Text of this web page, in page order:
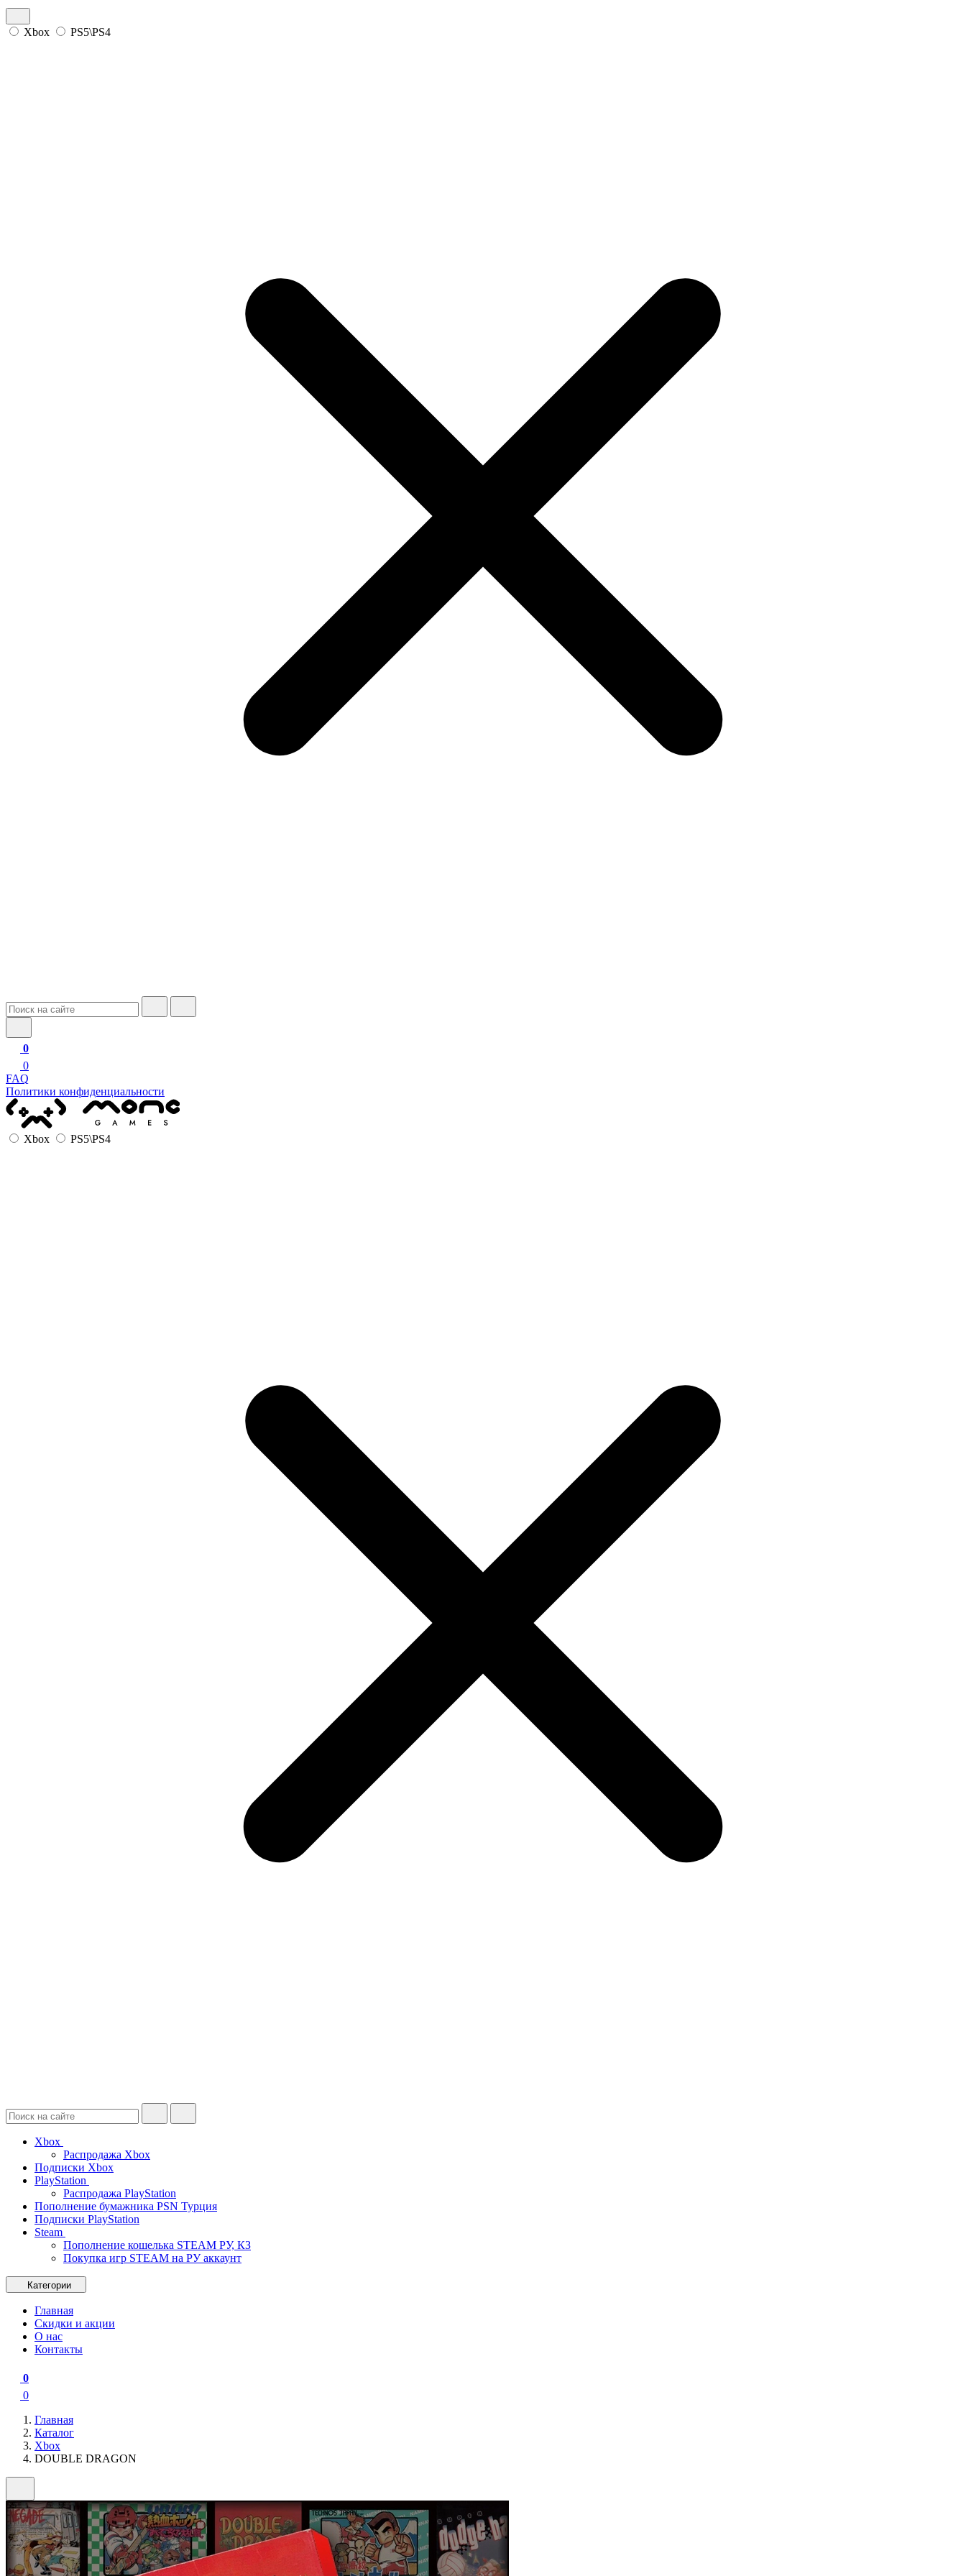
Xbox PS5\PS4
0
0
FAQ
Политики конфиденциальности
Xbox PS5\PS4
Xbox
Распродажа Xbox
Подписки Xbox
PlayStation
Распродажа PlayStation
Пополнение бумажника PSN Турция
Подписки PlayStation
Steam
Пополнение кошелька STEAM РУ, КЗ
Покупка игр STEAM на РУ аккаунт
Категории
Главная
Скидки и акции
О нас
Контакты
0
0
Главная
Каталог
Xbox
DOUBLE DRAGON